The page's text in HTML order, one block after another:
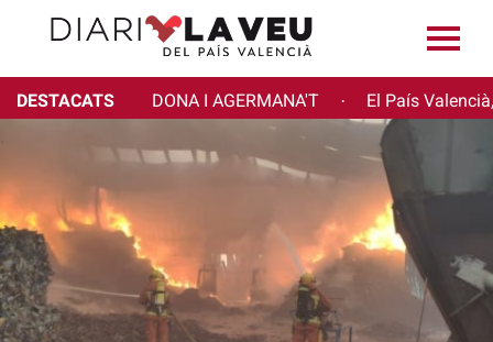
DESTACATS DONA I AGERMANA'T · El País